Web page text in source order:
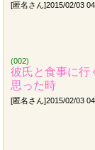
[匿名さん]2015/02/03
(002)
彼氏と食事に行
思った時
[匿名さん]2015/02/03